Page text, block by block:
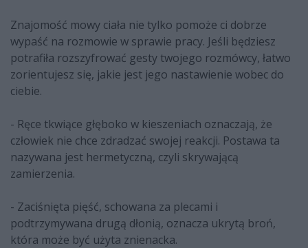
Znajomość mowy ciała nie tylko pomoże ci dobrze
wypaść na rozmowie w sprawie pracy. Jeśli będziesz
potrafiła rozszyfrować gesty twojego rozmówcy, łatwo
zorientujesz się, jakie jest jego nastawienie wobec do
ciebie.
- Ręce tkwiące głęboko w kieszeniach oznaczają, że
człowiek nie chce zdradzać swojej reakcji. Postawa ta
nazywana jest hermetyczną, czyli skrywającą
zamierzenia.
- Zaciśnięta pięść, schowana za plecami i
podtrzymywana drugą dłonią, oznacza ukrytą broń,
która może być użyta znienacka.